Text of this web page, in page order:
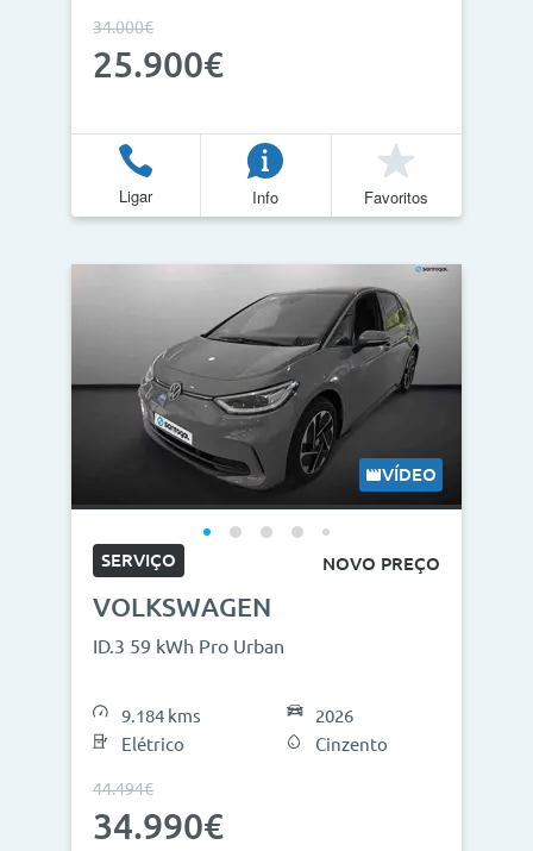
34.000€
25.900€
Ligar Info Favoritos
VÍDEO
SERVIÇO NOVO PREÇO
VOLKSWAGEN
ID.3 59 kWh Pro Urban
9.184 kms
Elétrico
2026
Cinzento
44.494€
34.990€